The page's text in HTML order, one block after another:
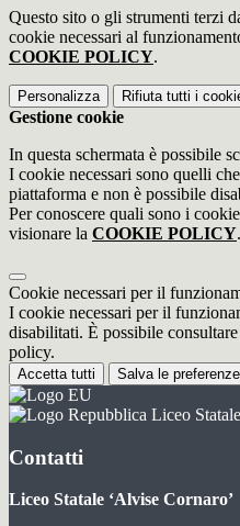
Questo sito o gli strumenti terzi
cookie necessari al
COOKIE POLICY.
Personalizza Rifiuta tutti i
Gestione cookie
In questa schermata è possibile
I cookie necessari sono quelli
piattaforma e non è possibile
Per conoscere quali sono i
visionare la COOKIE POLICY.
Cookie necessari per il
I cookie necessari per il
disabilitati. È possibile
policy.
Accetta tutti Salva le preferenze
Liceo
Contatti
Liceo Statale ‘Alvise Cornaro’